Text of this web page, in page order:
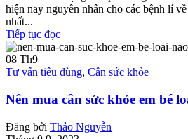
hiện nay nguyên nhân cho các bệnh lí
nhất...
Tiếp tục đọc
08 Th9
Tư vấn tiêu dùng, Cân sức khỏe
Nên mua cân sức khỏe em bé
Đăng bởi Thảo Nguyễn